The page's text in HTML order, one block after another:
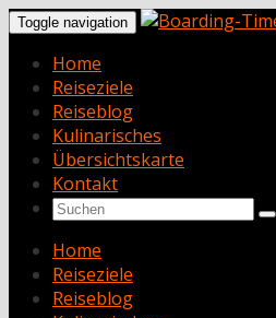
Toggle navigation
Home
Reiseziele
Reiseblog
Kulinarisches
Übersichtskarte
Kontakt
Home
Reiseziele
Reiseblog